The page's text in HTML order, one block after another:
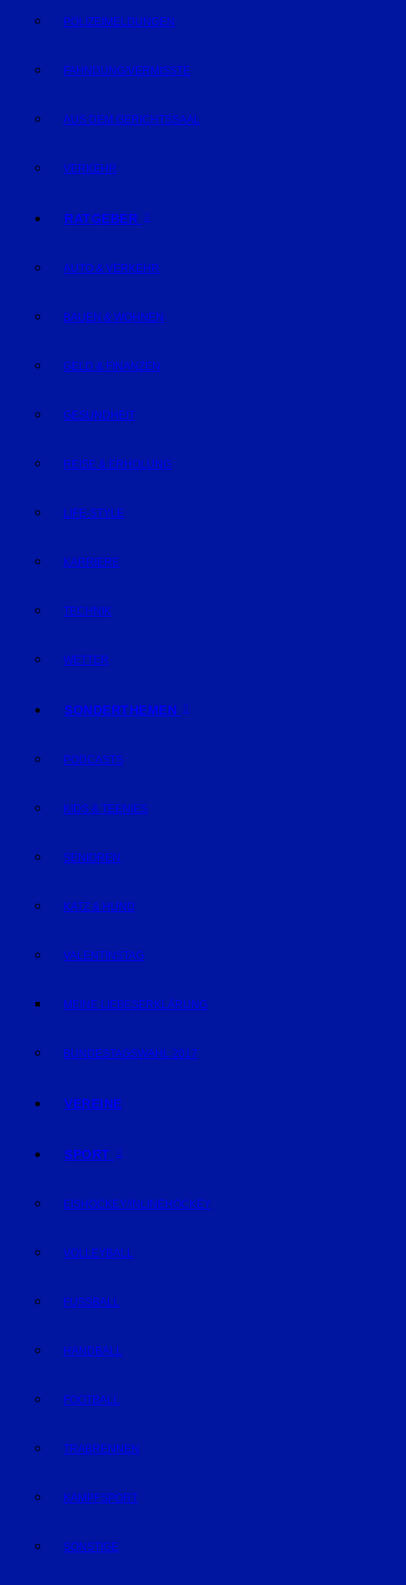
POLIZEIMELDUNGEN
FAHNDUNG/VERMISSTE
AUS DEM GERICHTSSAAL
VERKEHR
RATGEBER
AUTO & VERKEHR
BAUEN & WOHNEN
GELD & FINANZEN
GESUNDHEIT
REISE & ERHOLUNG
LIFE-STYLE
KARRIERE
TECHNIK
WETTER
SONDERTHEMEN
PODCASTS
KIDS & TEENIES
SENIOREN
KATZ & HUND
VALENTINSTAG
MEINE LIEBESERKLÄRUNG
BUNDESTAGSWAHL 2017
VEREINE
SPORT
EISHOCKEY/INLINEHOCKEY
VOLLEYBALL
FUSSBALL
HANDBALL
FOOTBALL
TRABRENNEN
KAMPFSPORT
SONSTIGE